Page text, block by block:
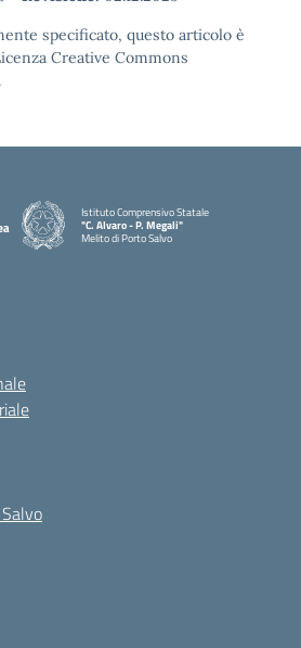
specificato, questo articolo è
Creative Commons
Istituto Comprensivo Statale
"C. Alvaro - P. Megali"
Melito di Porto Salvo